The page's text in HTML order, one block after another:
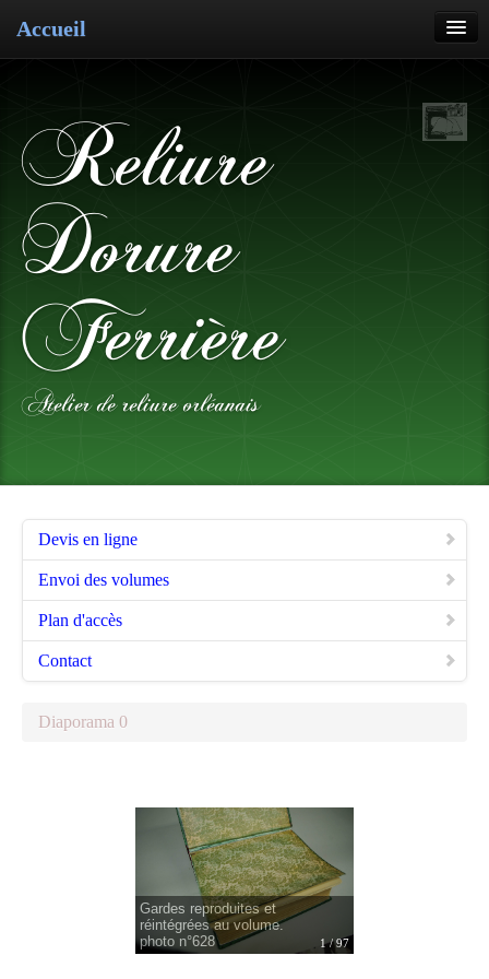
Accueil
Restauration
Dorure
Cartonnage
Pose de cuir
Reliure
Dorure
Ferrière
Atelier de reliure orléanais
Devis en ligne
Envoi des volumes
Plan d'accès
Contact
Diaporama 0
Gardes reproduites et
réintégrées au volume.
photo n°628
1 / 97